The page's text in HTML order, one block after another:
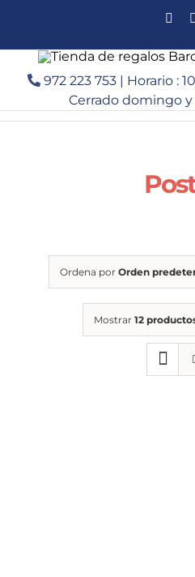
contenido
972 223 753 | Horario :
Cerrado domingo
Ordena por Orden
Mostrar 12